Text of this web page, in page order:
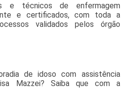
e técnicos de enfermagem
e certificados, com toda a
validados pelos órgão
de idoso com assistência
Mazzei? Saiba que com a